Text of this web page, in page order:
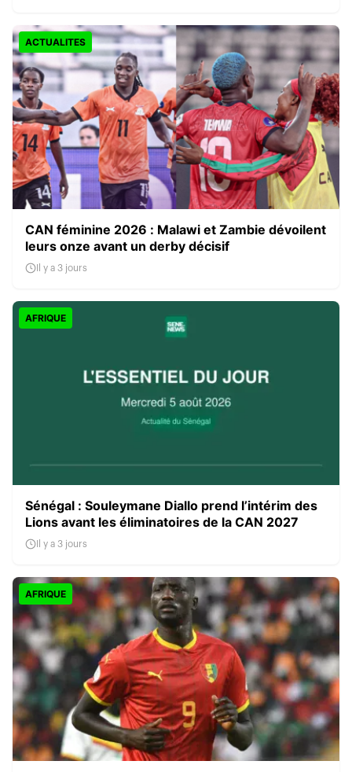
ACTUALITES
CAN féminine 2026 : Malawi et Zambie dévoilent
leurs onze avant un derby décisif
Il y a 3 jours
AFRIQUE
Sénégal : Souleymane Diallo prend l’intérim des
Lions avant les éliminatoires de la CAN 2027
Il y a 3 jours
AFRIQUE